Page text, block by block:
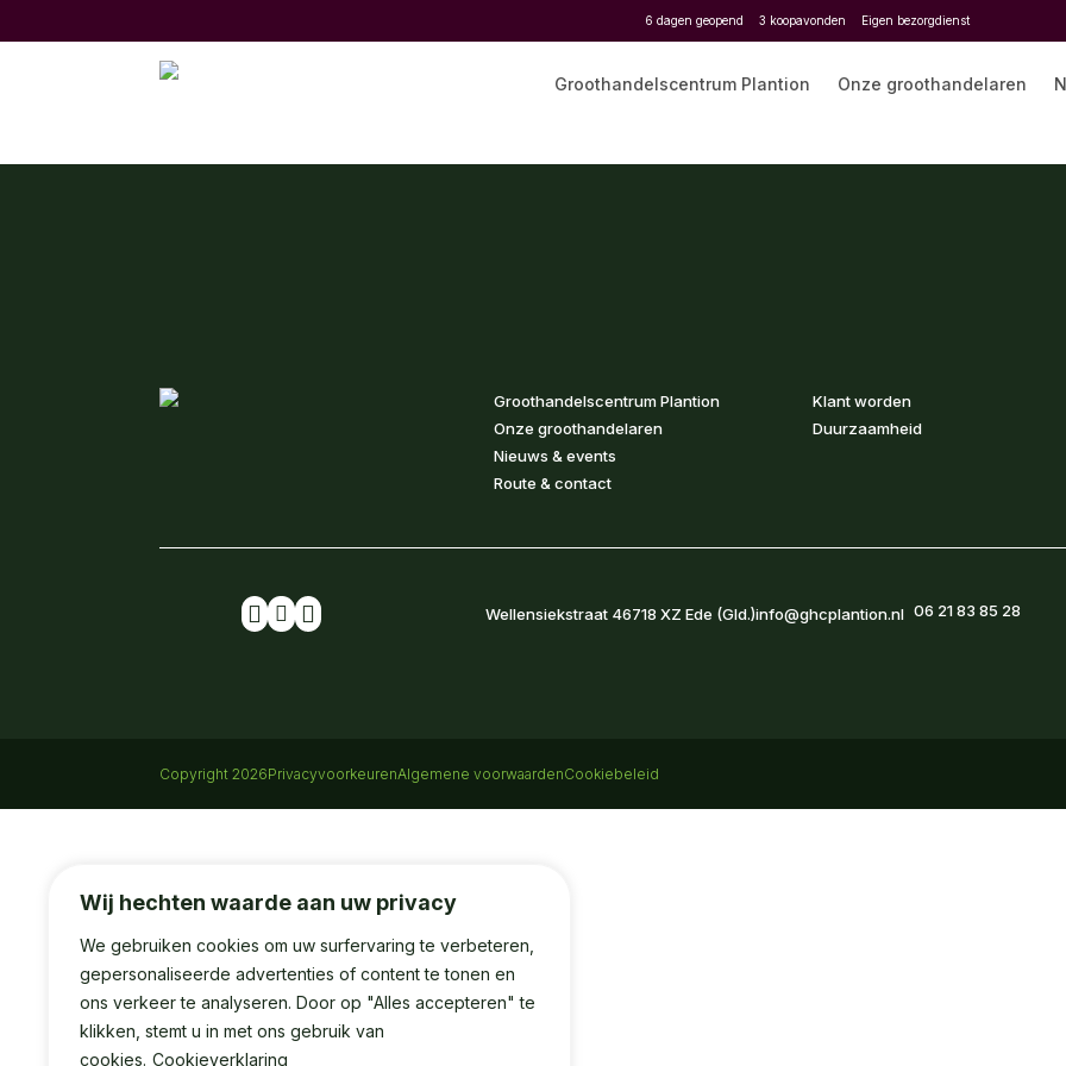
Wij hechten waarde aan uw privacy
We gebruiken cookies om uw surfervaring te verbeteren,
gepersonaliseerde advertenties of content te tonen en
ons verkeer te analyseren. Door op "Alles accepteren" te
klikken, stemt u in met ons gebruik van
cookies. Cookieverklaring
6 dagen geopend 3 koopavonden Eigen bezorgdienst
Groothandelscentrum Plantion Onze groothandelaren
Groothandelscentrum Plantion
Onze groothandelaren
Nieuws & events
Route & contact
Klant worden
Duurzaamheid
   Wellensiekstraat 46718 XZ Ede (Gld.)info@ghcplantion.nl 06 21 83 85 28
Copyright 2026PrivacyvoorkeurenAlgemene voorwaardenCookiebeleid